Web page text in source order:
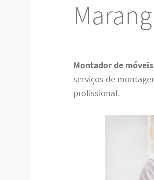
Montador de
serviços de
profissional.